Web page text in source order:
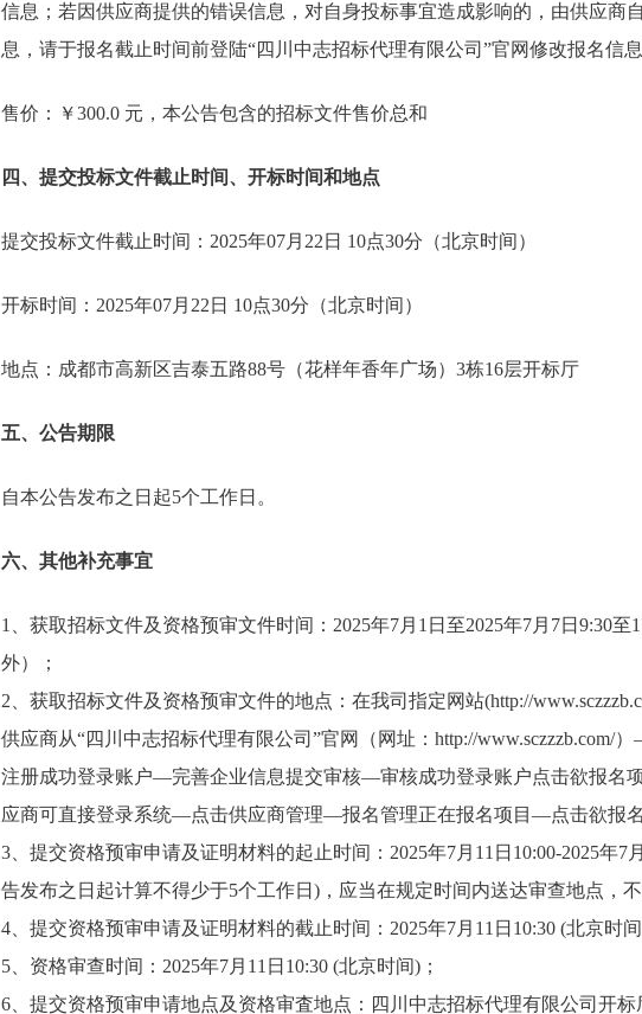
信息；若因供应商提供的错误信息，对自身投标事宜造成影响的，由供应商
息，请于报名截止时间前登陆“四川中志招标代理有限公司”官网修改报名信息
售价：￥300.0 元，本公告包含的招标文件售价总和
四、提交投标文件截止时间、开标时间和地点
提交投标文件截止时间：2025年07月22日 10点30分（北京时间）
开标时间：2025年07月22日 10点30分（北京时间）
地点：成都市高新区吉泰五路88号（花样年香年广场）3栋16层开标厅
五、公告期限
自本公告发布之日起5个工作日。
六、其他补充事宜
1、获取招标文件及资格预审文件时间：2025年7月1日至2025年7月7日9:30
外）；
2、获取招标文件及资格预审文件的地点：在我司指定网站(http://
供应商从“四川中志招标代理有限公司”官网（网址：http://www.sczzzb.com/
注册成功登录账户—完善企业信息提交审核—审核成功登录账户点击欲报名
应商可直接登录系统—点击供应商管理—报名管理正在报名项目—点击欲报名
3、提交资格预审申请及证明材料的起止时间：2025年7月11日10:00-2025年7
告发布之日起计算不得少于5个工作日)，应当在规定时间内送达审查地点，不
4、提交资格预审申请及证明材料的截止时间：2025年7月11日10:30 (北京时间
5、资格审查时间：2025年7月11日10:30 (北京时间)；
6、提交资格预审申请地点及资格审査地点：四川中志招标代理有限公司开